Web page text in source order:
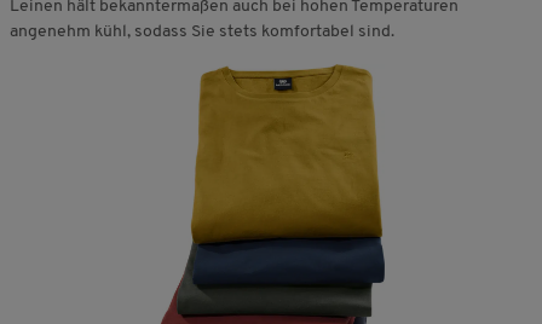
Leinen hält bekanntermaßen auch bei hohen Temperaturen
angenehm kühl, sodass Sie stets komfortabel sind.